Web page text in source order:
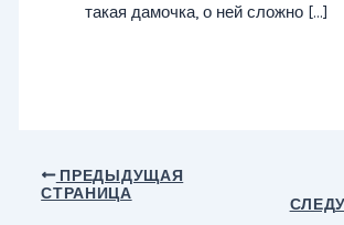
такая дамочка, о ней сложно […]
Навигация
ПРЕДЫДУЩАЯ
СТРАНИЦА